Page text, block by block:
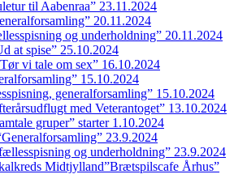
til Aabenraa” 23.11.2024
20.11.2024
og underholdning” 20.11.2024
at spise” 25.10.2024
vi tale om sex” 16.10.2024
15.10.2024
generalforsamling” 15.10.2024
med Veterantoget” 13.10.2024
gruper” starter 1.10.2024
23.9.2024
og underholdning” 23.9.2024
Midtjylland”Brætspilscafe Århus”